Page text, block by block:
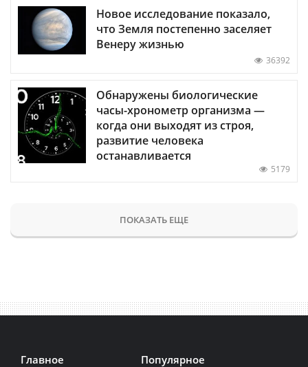
Новое исследование показало,
что Земля постепенно заселяет
Венеру жизнью
36392
Обнаружены биологические
часы-хронометр организма —
когда они выходят из строя,
развитие человека
останавливается
5179
ПОКАЗАТЬ ЕЩЕ
Главное Популярное